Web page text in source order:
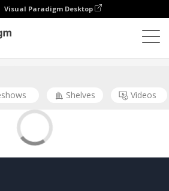
Visual Paradigm Desktop
Shelves Videos